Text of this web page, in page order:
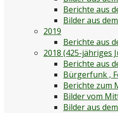
Berichte aus
Bilder aus
2019
Berichte aus
2018 (425-jähriges
Berichte aus
Bürgerfunk ,
Berichte zum
Bilder vom
Bilder aus